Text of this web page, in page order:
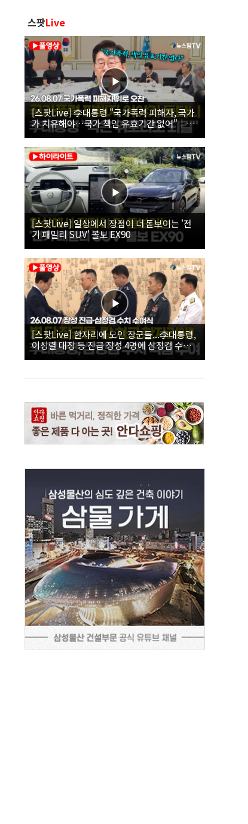
스팟Live
[스팟Live] 李대통령 "국가폭력 피해자, 국가
가 치유해야…국가 책임 유효기간 없어"｜
26.08.07 국가폭력 피해자 위로 오찬
[스팟Live] 일상에서 장점이 더 돋보이는 '전
기 패밀리 SUV' 볼보 EX90
[스팟Live] 한자리에 모인 장군들...李대통령,
이상렬 대장 등 진급 장성 4명에 삼정검 수치
직접 수여｜26.08.07 장성 진급·삼정검 수치